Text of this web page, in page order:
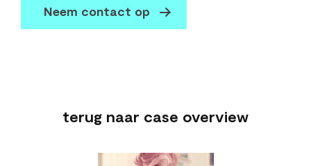
Neem contact op
terug naar case overview